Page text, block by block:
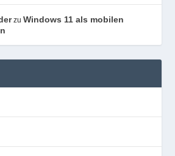
zuWindows 11 als mobilen